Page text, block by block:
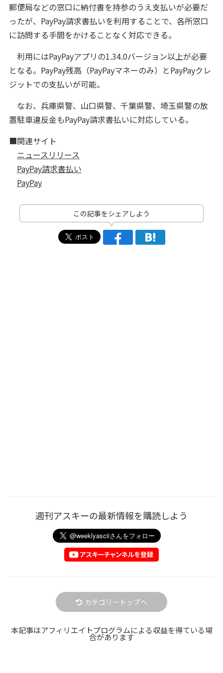
郵便局などの窓口に納付書を持参のうえ支払いが必要だ
ったが、PayPay請求書払いを利用することで、各所窓口
に訪問する手間をかけることなく対応できる。
利用にはPayPayアプリの1.34.0バージョン以上が必要
となる。PayPay残高（PayPayマネーのみ）とPayPayクレ
ジットでの支払いが可能。
なお、兵庫県警、山口県警、千葉県警、埼玉県警の放
置駐車違反金もPayPay請求書払いに対応している。
■関連サイト
ニュースリリース
PayPay請求書払い
PayPay
この記事をシェアしよう
週刊アスキーの最新情報を購読しよう
カテゴリートップへ
本記事はアフィリエイトプログラムによる収益を得ている場
合があります